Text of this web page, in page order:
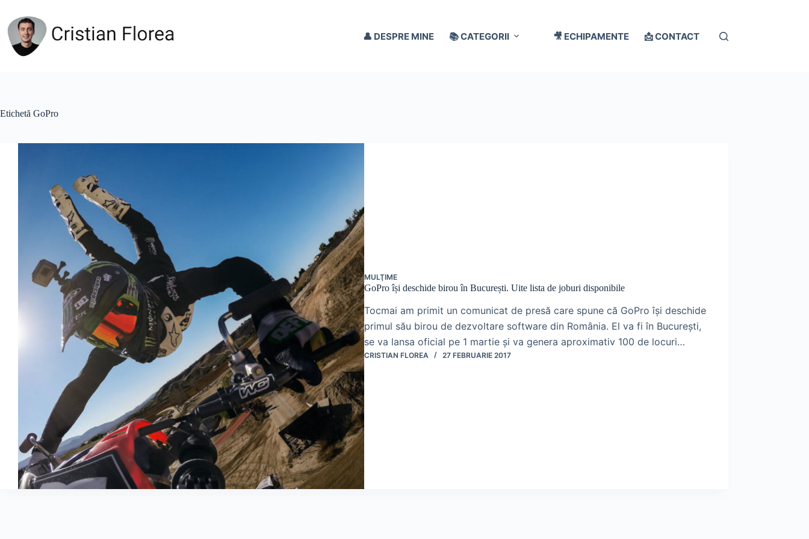
conținut
👤 DESPRE MINE 📚 CATEGORII 🎥 ECHIPAMENTE 📩 CONTACT
Etichetă GoPro
MULŢIME
GoPro își deschide birou în București. Uite lista de joburi disponibile
Tocmai am primit un comunicat de presă care spune că GoPro își deschide
primul său birou de dezvoltare software din România. El va fi în București,
se va lansa oficial pe 1 martie și va genera aproximativ 100 de locuri…
CRISTIAN FLOREA 27 FEBRUARIE 2017